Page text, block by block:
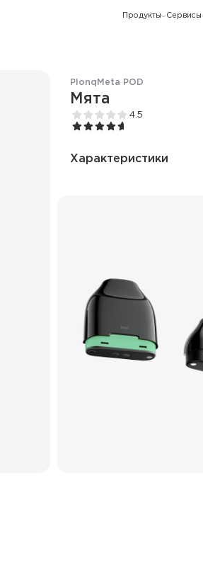
Продукты Сервисы
Plonq Meta POD
Мята
4.5
Характеристики